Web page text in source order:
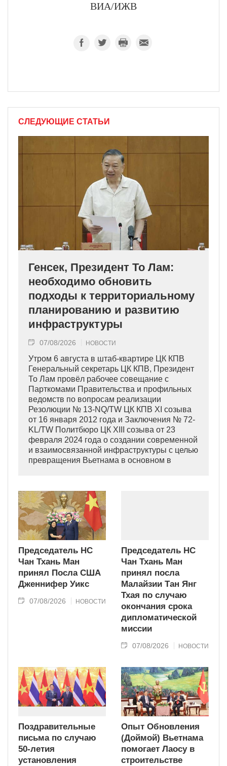
ВИА/ИЖВ
СЛЕДУЮЩИЕ СТАТЬИ
Генсек, Президент То Лам:
необходимо обновить
подходы к территориальному
планированию и развитию
инфраструктуры
07/08/2026 НОВОСТИ
Утром 6 августа в штаб-квартире ЦК КПВ
Генеральный секретарь ЦК КПВ, Президент
То Лам провёл рабочее совещание с
Парткомами Правительства и профильных
ведомств по вопросам реализации
Резолюции № 13-NQ/TW ЦК КПВ XI созыва
от 16 января 2012 года и Заключения № 72-
KL/TW Политбюро ЦК XIII созыва от 23
февраля 2024 года о создании современной
и взаимосвязанной инфраструктуры с целью
превращения Вьетнама в основном в
Председатель НС
Чан Тхань Ман
принял Посла США
Дженнифер Уикс
07/08/2026 НОВОСТИ
Председатель НС
Чан Тхань Ман
принял посла
Малайзии Тан Янг
Тхая по случаю
окончания срока
дипломатической
миссии
07/08/2026 НОВОСТИ
Поздравительные
письма по случаю
50-летия
установления
Опыт Обновления
(Доймой) Вьетнама
помогает Лаосу в
строительстве